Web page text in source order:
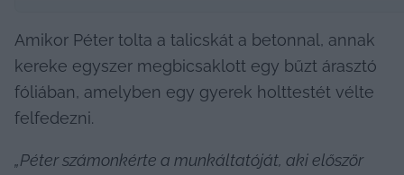
Amikor Péter tolta a talicskát a betonnal, annak
kereke egyszer megbicsaklott egy bűzt árasztó
fóliában, amelyben egy gyerek holttestét vélte
felfedezni.
„Péter számonkérte a munkáltatóját, aki először